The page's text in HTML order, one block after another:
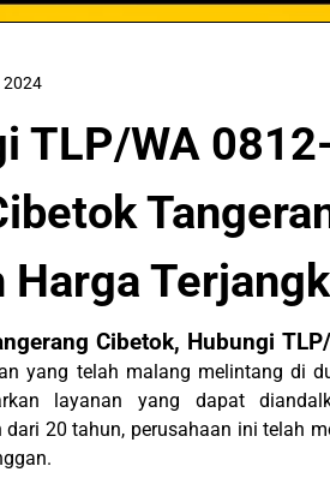
TLP/WA
2024
Cibetok, Hubungi
yang telah malang melintang di
layanan yang dapat
dari 20 tahun, perusahaan ini telah